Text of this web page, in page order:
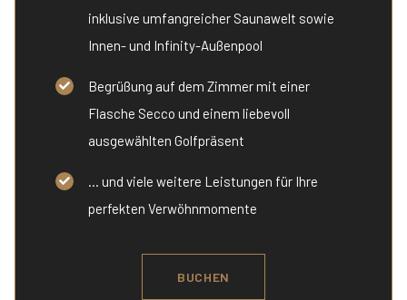
inklusive umfangreicher Saunawelt sowie
Innen- und Infinity-Außenpool
Begrüßung auf dem Zimmer mit einer
Flasche Secco und einem liebevoll
ausgewählten Golfpräsent
... und viele weitere Leistungen für Ihre
perfekten Verwöhnmomente
BUCHEN